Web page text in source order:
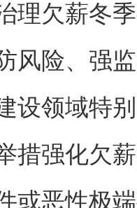
理欠薪冬
风险、强
设领域特
措强化欠
或恶性极